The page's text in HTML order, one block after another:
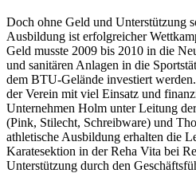
Doch ohne Geld und Unterstützung
Ausbildung ist erfolgreicher
Geld musste 2009 bis 2010 in die
und sanitären Anlagen in die
dem BTU-Gelände investiert
der Verein mit viel Einsatz und
Unternehmen Holm unter Leitung
(Pink, Stilecht, Schreibware) und
athletische Ausbildung erhalten die
Karatesektion in der Reha Vita bei
Unterstützung durch den